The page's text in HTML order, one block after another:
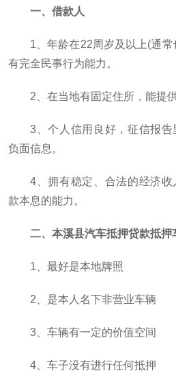
一、借款人
1、年龄在22周岁及以上(通
有完全民事行为能力。
2、在当地有固定住所，能提
3、个人信用良好，征信报
负面信息。
4、拥有稳定、合法的经济
款本息的能力。
二、本溪县汽车抵押贷款抵押
1、最好是本地牌照
2、是本人名下非营业车辆
3、车辆有一定的价值空间
4、车子没有进行任何抵押